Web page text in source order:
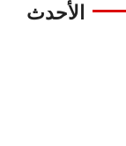
الأحدث